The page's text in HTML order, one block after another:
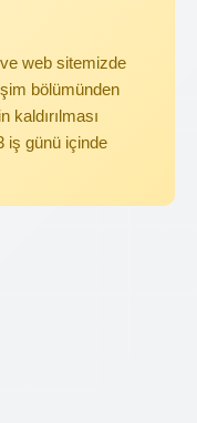
web sitemizde
bölümünden
kaldırılması
iş günü içinde